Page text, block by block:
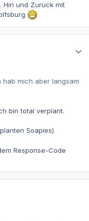
Hin und Zurück mit
hab mich aber langsam
bin total verplant.
Soapies)
Response-Code